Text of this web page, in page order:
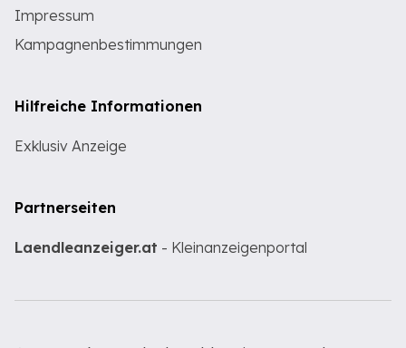
Impressum
Kampagnenbestimmungen
Hilfreiche Informationen
Exklusiv Anzeige
Partnerseiten
Laendleanzeiger.at - Kleinanzeigenportal